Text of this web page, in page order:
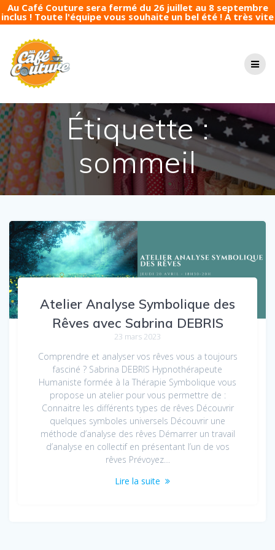
Au Café Couture sera fermé du 26 juillet au 8 septembre
inclus ! Toute l'équipe vous souhaite un bel été ! A très vite
Étiquette :
sommeil
Atelier Analyse Symbolique des
Rêves avec Sabrina DEBRIS
23 mars 2023
Comprendre et analyser vos rêves vous a toujours
fasciné ? Sabrina DEBRIS Hypnothérapeute
Humaniste formée à la Thérapie Symbolique vous
propose un atelier pour vous permettre de :
Connaitre les différents types de rêves Découvrir
quelques symboles universels Découvrir une
méthode d’analyse des rêves Démarrer un travail
d’analyse en collectif en présentant l’un de vos
rêves Prévoyez…
Lire la suite